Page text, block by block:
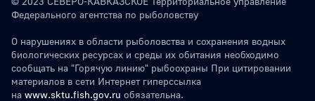
Федерального агентства по рыболовству
О нарушениях в области рыболовства и сохранения водных
биологических ресурсах и среды их обитания необходимо
сообщать на "Горячую линию" рыбоохраны При цитировании
материалов в сети Интернет гиперссылка
на www.sktu.fish.gov.ru обязательна.